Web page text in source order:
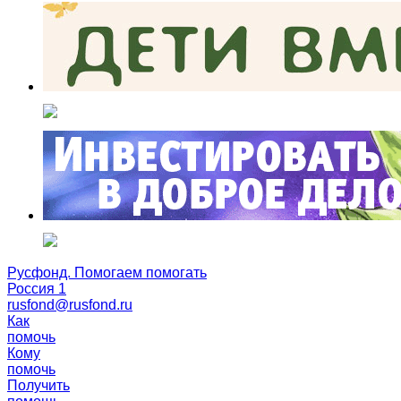
Русфонд. Помогаем помогать
Россия 1
rusfond@rusfond.ru
Как
помочь
Кому
помочь
Получить